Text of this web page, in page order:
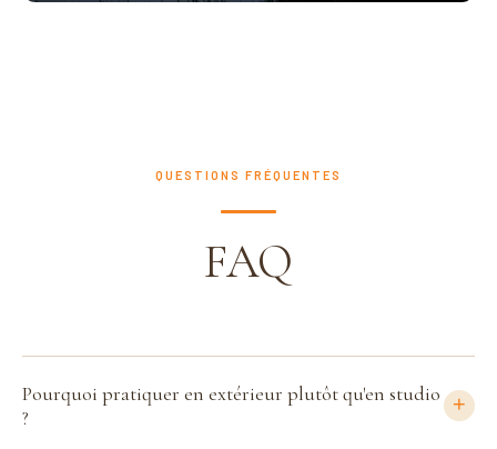
QUESTIONS FRÉQUENTES
FAQ
Pourquoi pratiquer en extérieur plutôt qu'en studio
?
+